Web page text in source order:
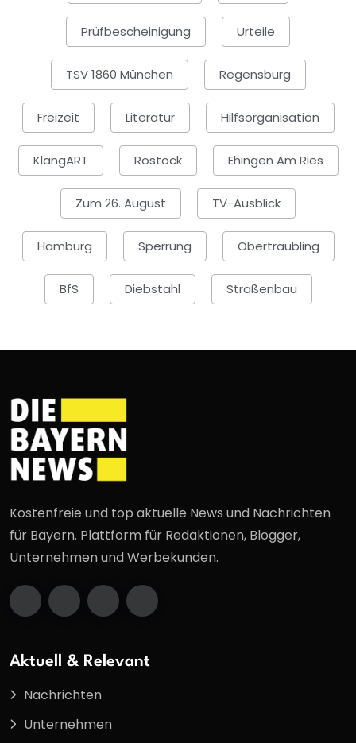
Prüfbescheinigung Urteile
TSV 1860 München Regensburg
Freizeit Literatur Hilfsorganisation
KlangART Rostock Ehingen Am Ries
Zum 26. August TV-Ausblick
Hamburg Sperrung Obertraubling
BfS Diebstahl Straßenbau
Kostenfreie und top aktuelle News und Nachrichten
für Bayern. Plattform für Redaktionen, Blogger,
Unternehmen und Werbekunden.
Aktuell & Relevant
Nachrichten
Unternehmen